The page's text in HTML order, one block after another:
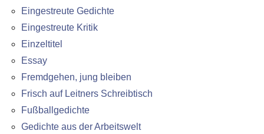
Eingestreute Gedichte
Eingestreute Kritik
Einzeltitel
Essay
Fremdgehen, jung bleiben
Frisch auf Leitners Schreibtisch
Fußballgedichte
Gedichte aus der Arbeitswelt